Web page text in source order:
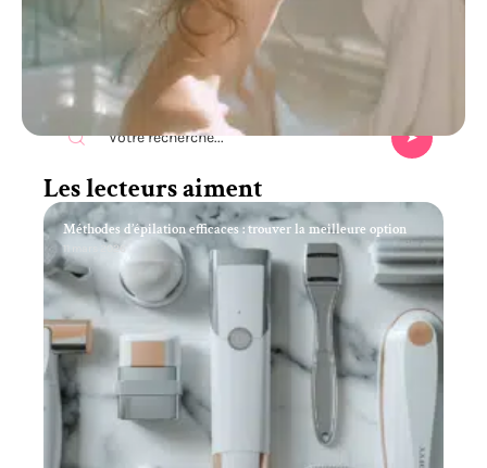
Recherche
Les lecteurs aiment
Méthodes d’épilation efficaces : trouver la meilleure option
11 mars 2026